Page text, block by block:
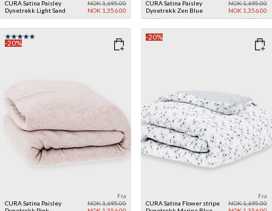
CURA Satina Paisley
Dynetrekk Light Sand
NOK 1,695.00
NOK 1,356.00
CURA Satina Paisley
Dynetrekk Zen Blue
NOK 1,695.00
NOK 1,356.00
-20%
CURA Satina Paisley
Fra
NOK 1,695.00
-20%
CURA Satina Flower stripe
Fra
NOK 1,695.00